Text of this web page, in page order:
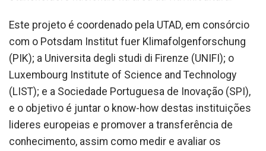
Este projeto é coordenado pela UTAD, em consórcio
com o Potsdam Institut fuer Klimafolgenforschung
(PIK); a Universita degli studi di Firenze (UNIFI); o
Luxembourg Institute of Science and Technology
(LIST); e a Sociedade Portuguesa de Inovação (SPI),
e o objetivo é juntar o know-how destas instituições
lideres europeias e promover a transferência de
conhecimento, assim como medir e avaliar os